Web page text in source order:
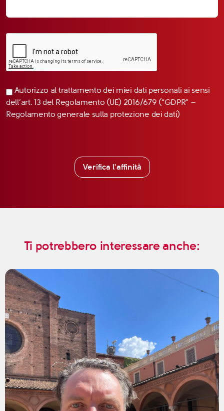
Autorizzo al trattamento dei miei dati personali ai sensi
dell’art. 13 del Regolamento (UE) 2016/679 (“GDPR” –
Regolamento generale sulla protezione dei dati)
Verifica l'affinità
Ti potrebbero interessare anche: